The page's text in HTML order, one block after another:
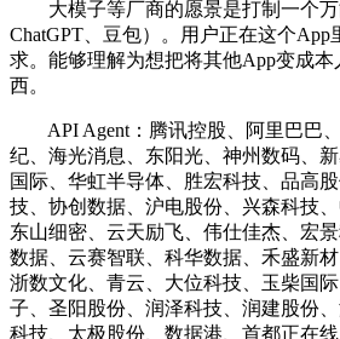
大模子等厂商的愿景是打制一个万
ChatGPT、豆包）。用户正在这个
求。能够理解为想把将其他App变成
西。
API Agent：腾讯控股、阿里巴巴
纪、海光消息、东阳光、神州数码、
国际、华虹半导体、胜宏科技、品高
技、协创数据、沪电股份、兴森科技、
东山细密、云天励飞、伟仕佳杰、宏
数据、云赛智联、科华数据、禾盛新材
浙数文化、青云、大位科技、玉柴国
子、圣阳股份、润泽科技、润建股份
科技、太极股份、数据港、首都正在线